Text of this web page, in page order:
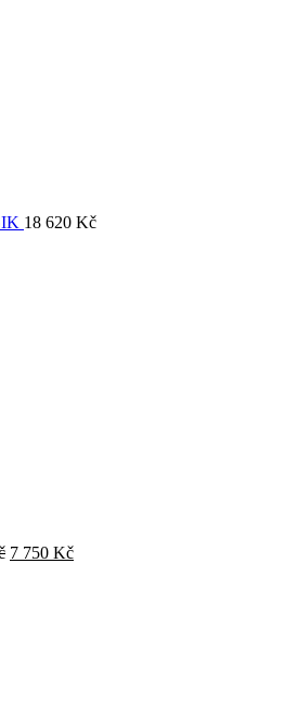
18 620 Kč
7 750 Kč